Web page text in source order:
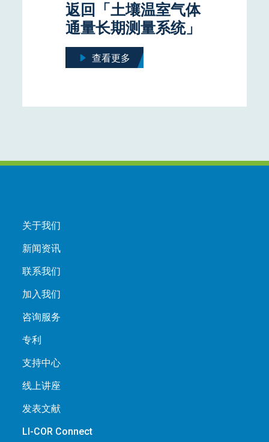
返回「土壤温室气体
通量长期测量系统」
查看更多
关于我们
新闻资讯
联系我们
加入我们
咨询服务
专利
支持中心
线上讲座
发表文献
LI-COR Connect